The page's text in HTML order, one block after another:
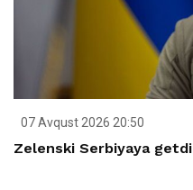
07 Avqust 2026 20:50
Zelenski Serbiyaya getdi